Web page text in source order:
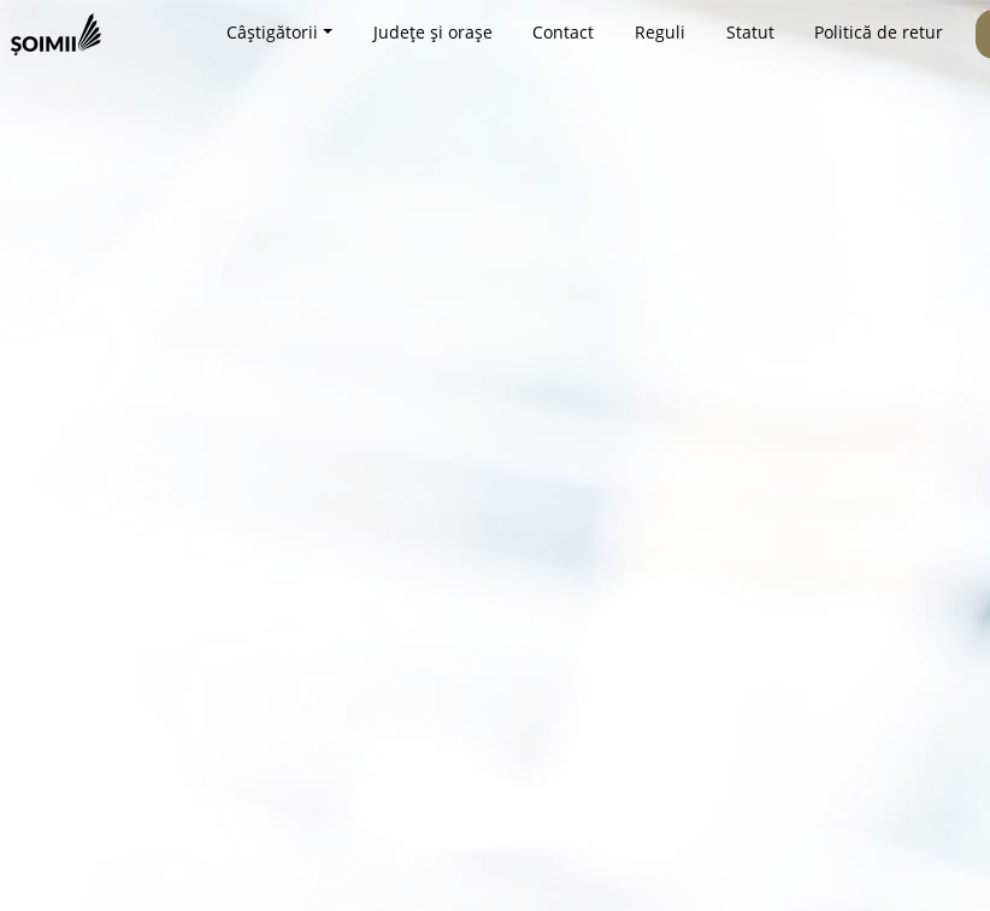
Câștigătorii Județe și orașe Contact Reguli Statut Politică de retur